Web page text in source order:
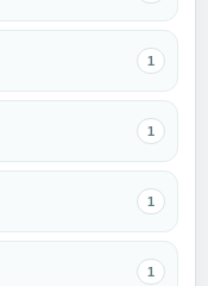
1
1
1
1